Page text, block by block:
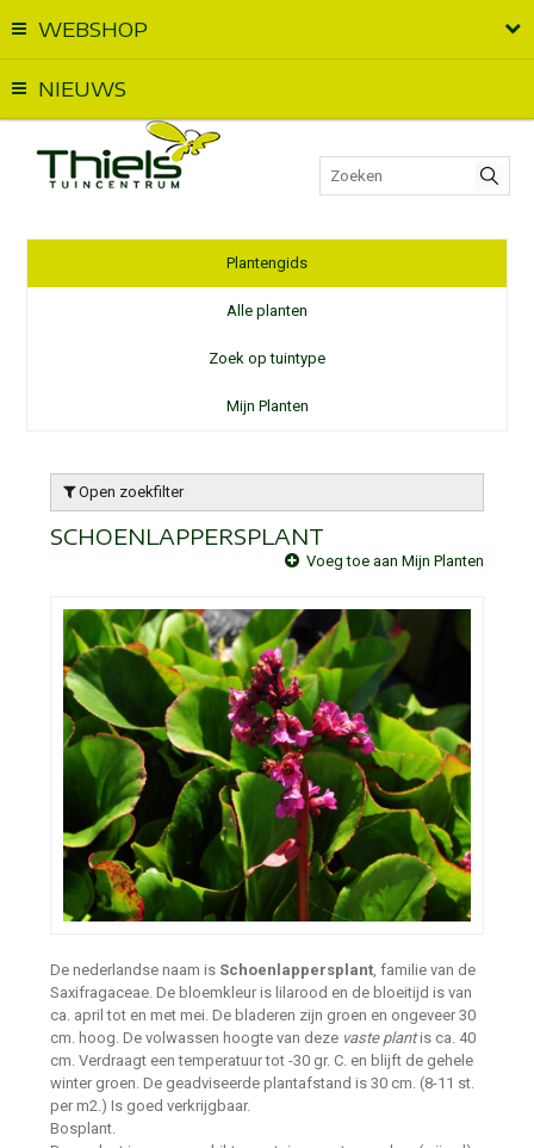
WEBSHOP
NIEUWS
Plantengids
Alle planten
Zoek op tuintype
Mijn Planten
Open zoekfilter
SCHOENLAPPERSPLANT
Voeg toe aan Mijn Planten
De nederlandse naam is Schoenlappersplant , familie van de
Saxifragaceae. De bloemkleur is lilarood en de bloeitijd is van
ca. april tot en met mei. De bladeren zijn groen en ongeveer 30
cm. hoog. De volwassen hoogte van deze vaste plantis ca. 40
cm. Verdraagt een temperatuur tot -30 gr. C. en blijft de gehele
winter groen. De geadviseerde plantafstand is 30 cm. (8-11 st.
per m2.) Is goed verkrijgbaar.
Bosplant.